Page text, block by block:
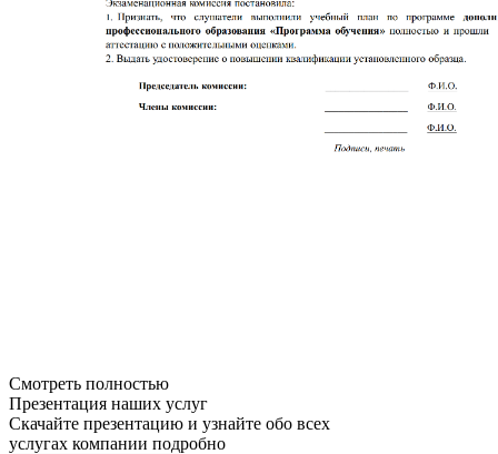
Смотреть полностью
Презентация наших услуг
Скачайте презентацию и узнайте обо всех
услугах компании подробно